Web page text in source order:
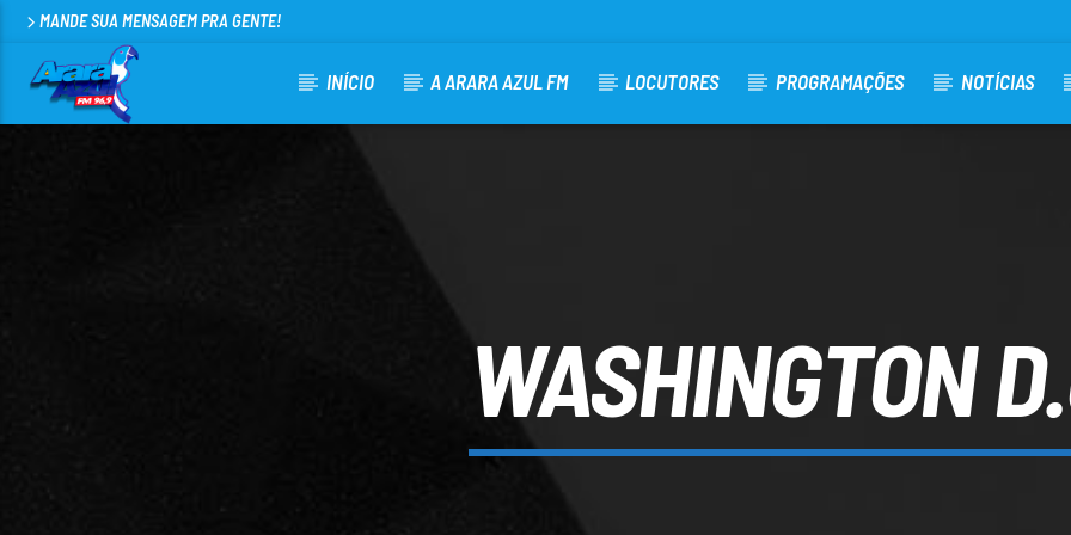
MANDE SUA MENSAGEM PRA GENTE!
INÍCIO A ARARA AZUL FM LOCUTORES PROGRAMAÇÕES NOTÍCIAS
WASHINGTON